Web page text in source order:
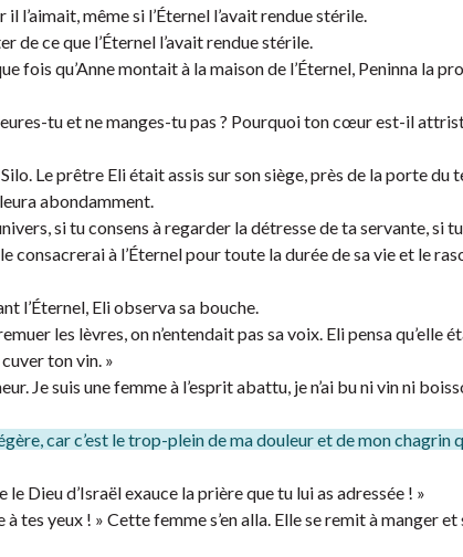
même si l’Éternel l’avait rendue stérile.
de ce que l’Éternel l’avait rendue stérile.
fois qu’Anne montait à la maison de l’Éternel, Peninna la
tu et ne manges-tu pas ? Pourquoi ton cœur est-il
Le prêtre Eli était assis sur son siège, près de la porte du
abondamment.
si tu consens à regarder la détresse de ta servante, si
consacrerai à l’Éternel pour toute la durée de sa vie et le
l’Éternel, Eli observa sa bouche.
les lèvres, on n’entendait pas sa voix. Eli pensa qu’elle
ton vin. »
Je suis une femme à l’esprit abattu, je n’ai bu ni vin ni
car c’est le trop-plein de ma douleur et de mon chagrin
Dieu d’Israël exauce la prière que tu lui as adressée ! »
tes yeux ! » Cette femme s’en alla. Elle se remit à manger